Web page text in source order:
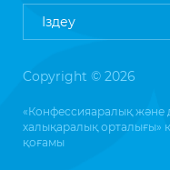
Copyright © 2026
«Конфессияаралық және
халықаралық орталығы»
қоғамы